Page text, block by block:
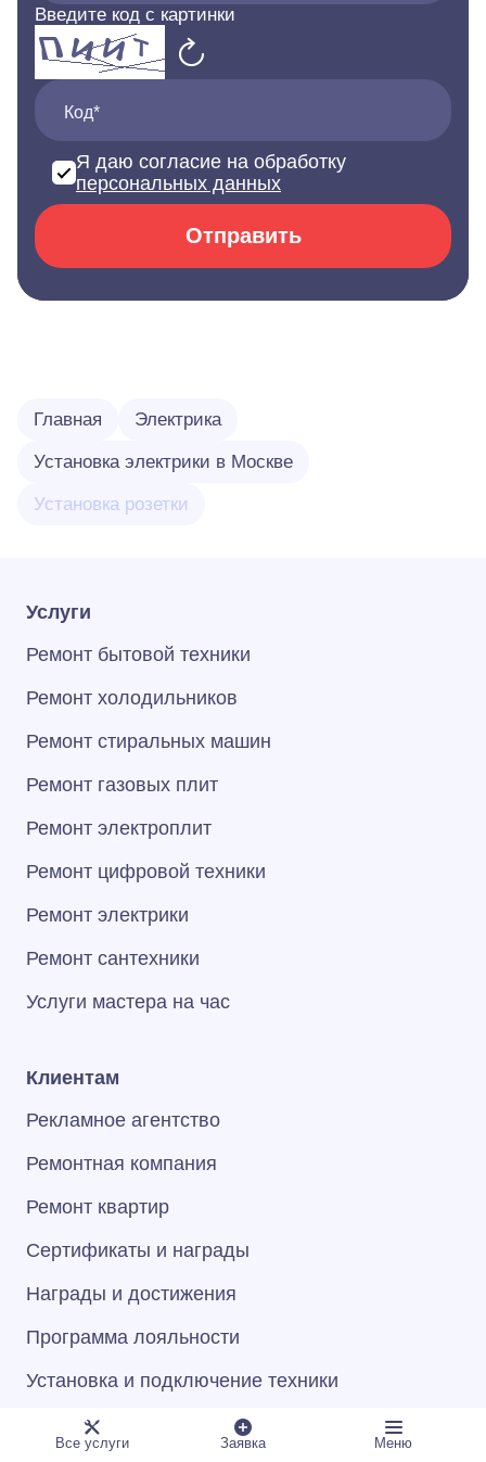
Введите код с картинки
Код*
Я даю согласие на обработку
персональных данных
Отправить
Главная Электрика
Установка электрики в Москве
Установка розетки
Услуги
Ремонт бытовой техники
Ремонт холодильников
Ремонт стиральных машин
Ремонт газовых плит
Ремонт электроплит
Ремонт цифровой техники
Ремонт электрики
Ремонт сантехники
Услуги мастера на час
Клиентам
Рекламное агентство
Ремонтная компания
Ремонт квартир
Сертификаты и награды
Награды и достижения
Программа лояльности
Установка и подключение техники
Компания
Все услуги Заявка Меню